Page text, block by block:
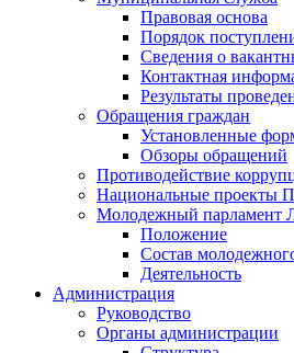
Правовая основа
Порядок
Сведения о
Контактная
Результаты
Обращения граждан
Установленные
Обзоры обращений
Противодействие
Национальные проекты
Молодежный парламент
Положение
Состав
Деятельность
Администрация
Руководство
Органы администрации